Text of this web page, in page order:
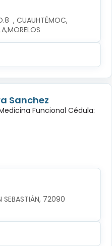
, CUAUHTÉMOC,
Sanchez
Funcional Cédula:
SEBASTIÁN, 72090